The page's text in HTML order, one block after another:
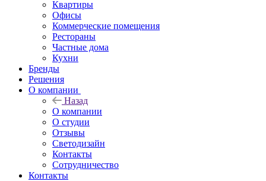
Квартиры
Офисы
Коммерческие помещения
Рестораны
Частные дома
Кухни
Бренды
Решения
О компании
Назад
О компании
О студии
Отзывы
Светодизайн
Контакты
Сотрудничество
Контакты